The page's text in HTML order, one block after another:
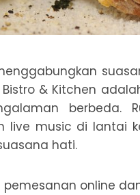
& Kitchen
berbeda.
live music di lantai
hati.
online